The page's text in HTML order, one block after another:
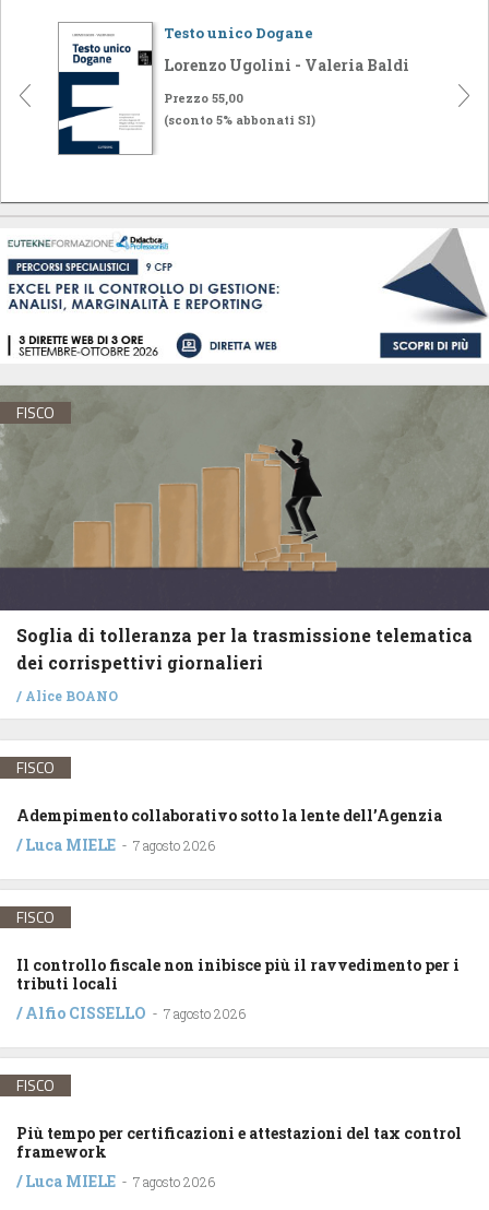
Testo unico Dogane
Lorenzo Ugolini - Valeria Baldi
Prezzo 55,00
(sconto 5% abbonati SI)
FISCO
Soglia di tolleranza per la trasmissione telematica
dei corrispettivi giornalieri
/ Alice BOANO
FISCO
Adempimento collaborativo sotto la lente dell’Agenzia
/Luca MIELE - 7 agosto 2026
FISCO
Il controllo fiscale non inibisce più il ravvedimento per i
tributi locali
/Alfio CISSELLO - 7 agosto 2026
FISCO
Più tempo per certificazioni e attestazioni del tax control
framework
/Luca MIELE - 7 agosto 2026